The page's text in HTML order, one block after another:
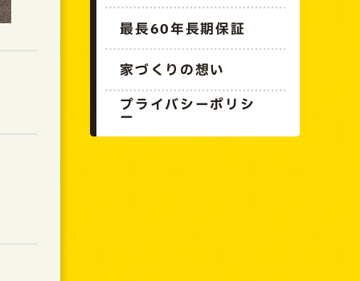
最長60年長期保証
家づくりの想い
プライバシーポリシ
ー